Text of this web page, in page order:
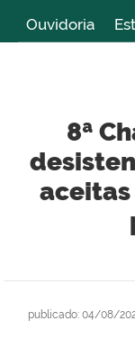
Ouvidoria
8ª
publicado: 04/08/